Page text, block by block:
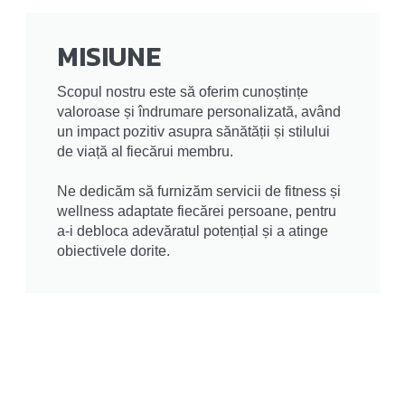
MISIUNE
Scopul nostru este să oferim cunoștințe
valoroase și îndrumare personalizată, având
un impact pozitiv asupra sănătății și stilului
de viață al fiecărui membru.
Ne dedicăm să furnizăm servicii de fitness și
wellness adaptate fiecărei persoane, pentru
a-i debloca adevăratul potențial și a atinge
obiectivele dorite.